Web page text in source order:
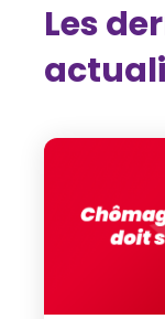
Les